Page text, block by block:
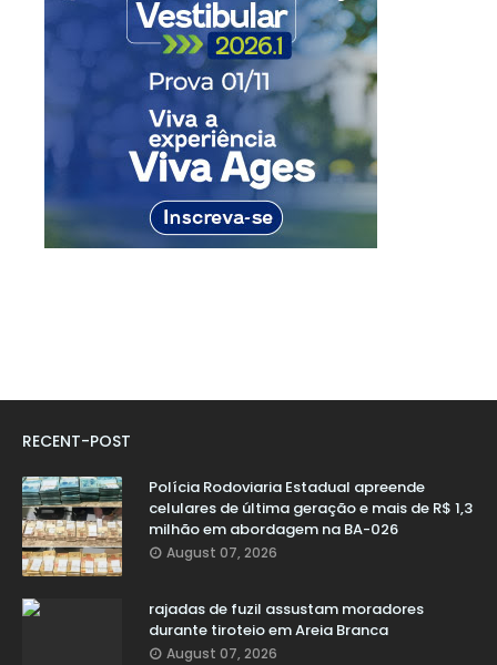
RECENT-POST
Polícia Rodoviaria Estadual apreende
celulares de última geração e mais de R$ 1,3
milhão em abordagem na BA-026
August 07, 2026
rajadas de fuzil assustam moradores
durante tiroteio em Areia Branca
August 07, 2026